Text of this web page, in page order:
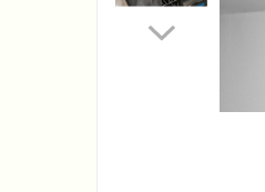
Accesorii Piese Plite Aragazuri
Accesorii Piese Cuptoare